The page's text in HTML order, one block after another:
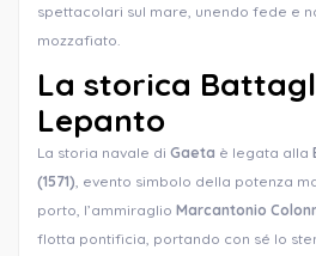
spettacolari sul mare, unendo fede e
mozzafiato.
La storica
Lepanto
La storia navale di Gaeta è legata alla
(1571) , evento simbolo della potenza
porto, l’ammiraglio Marcantonio
flotta pontificia, portando con sé lo